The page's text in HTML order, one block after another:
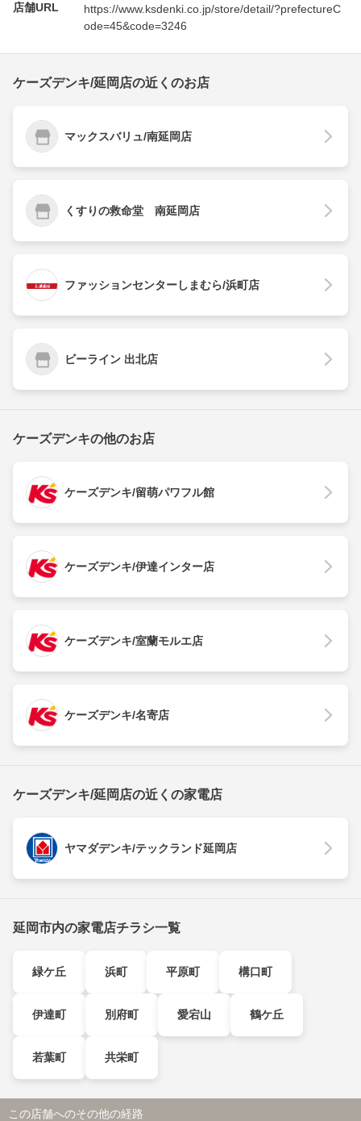
店舗URL
https://www.ksdenki.co.jp/store/detail/?prefectureC
ode=45&code=3246
ケーズデンキ/延岡店の近くのお店
マックスバリュ/南延岡店
くすりの救命堂 南延岡店
ファッションセンターしまむら/浜町店
ビーライン 出北店
ケーズデンキの他のお店
ケーズデンキ/留萌パワフル館
ケーズデンキ/伊達インター店
ケーズデンキ/室蘭モルエ店
ケーズデンキ/名寄店
ケーズデンキ/延岡店の近くの家電店
ヤマダデンキ/テックランド延岡店
延岡市内の家電店チラシ一覧
緑ケ丘 浜町 平原町 構口町
伊達町 別府町 愛宕山 鶴ケ丘
若葉町 共栄町
この店舗へのその他の経路